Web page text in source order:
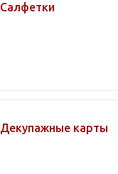
Салфетки
Декупажные карты